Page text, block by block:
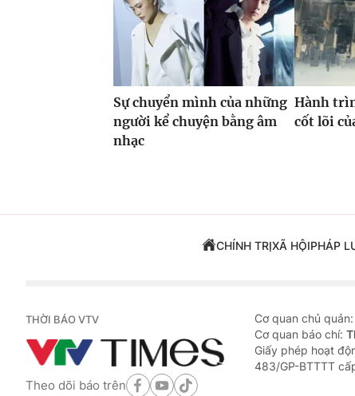
Sự chuyển mình của những
người kể chuyện bằng âm
nhạc
Hành
cốt lõi
CHÍNH TRỊXÃ HỘIPHÁP
THỜI BÁO VTV
Theo dõi báo trên
Cơ quan chủ
Cơ quan báo chí:
Giấy phép hoạt
483/GP-BTTTT